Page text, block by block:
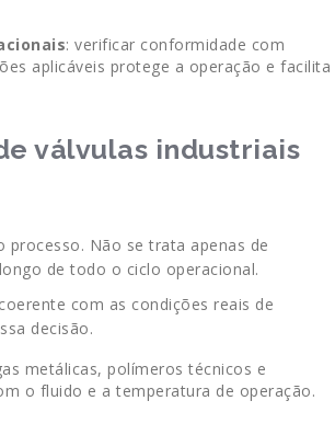
: verificar conformidade com
aplicáveis protege a operação e facilita
válvulas industriais
processo. Não se trata apenas de
de todo o ciclo operacional.
com as condições reais de
decisão.
metálicas, polímeros técnicos e
o fluido e a temperatura de operação.